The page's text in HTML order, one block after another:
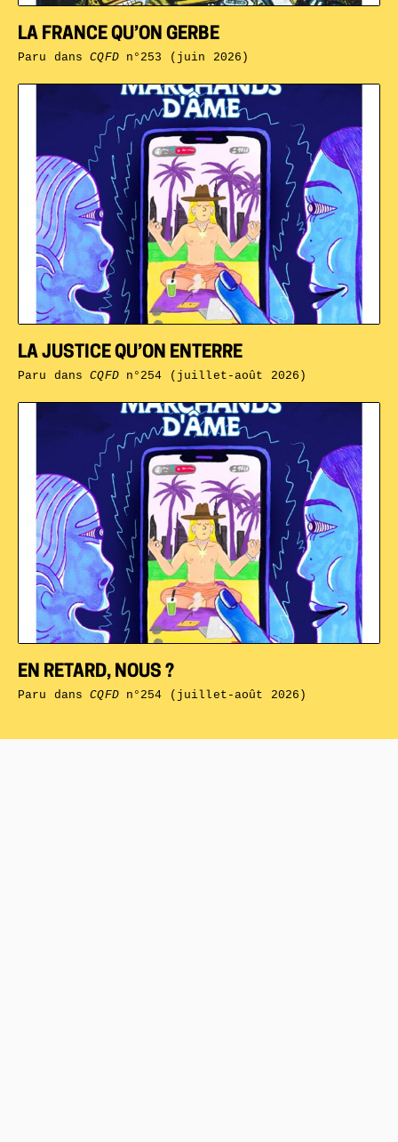
EN RETARD, NOUS ?
Paru dansCQFDn°254 (juillet-août 2026)
LA JUSTICE QU’ON ENTERRE
Paru dansCQFDn°254 (juillet-août 2026)
LA FRANCE QU’ON GERBE
Paru dansCQFDn°253 (juin 2026)